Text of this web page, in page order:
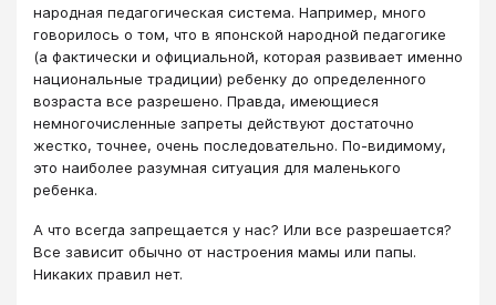
народная педагогическая система. Например, много
говорилось о том, что в японской народной педагогике
(а фактически и официальной, которая развивает именно
национальные традиции) ребенку до определенного
возраста все разрешено. Правда, имеющиеся
немногочисленные запреты действуют достаточно
жестко, точнее, очень последовательно. По-видимому,
это наиболее разумная ситуация для маленького
ребенка.
А что всегда запрещается у нас? Или все разрешается?
Все зависит обычно от настроения мамы или папы.
Никаких правил нет.